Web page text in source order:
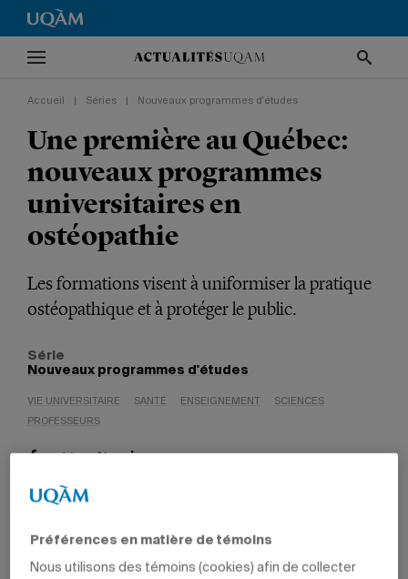
Accueil Séries Nouveaux programmes d'études
Une première au Québec:
nouveaux programmes
universitaires en
ostéopathie
Les formations visent à uniformiser la pratique
ostéopathique et à protéger le public.
Série
Nouveaux programmes d'études
VIE UNIVERSITAIRE SANTÉ ENSEIGNEMENT
SCIENCES
PROFESSEURS
sont pratiqués chaque année par quelque 3100
Préférences en matière de témoins
Nous utilisons des témoins (cookies) afin de collecter